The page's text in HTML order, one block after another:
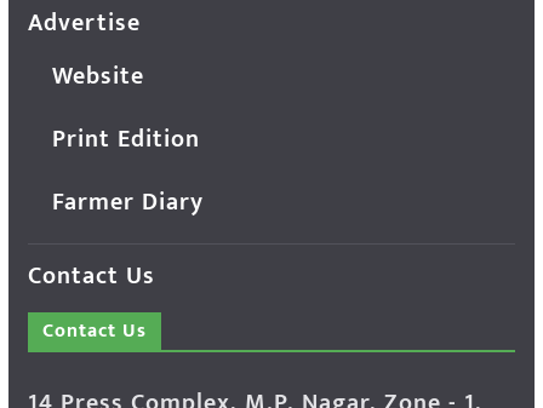
Advertise
Website
Print Edition
Farmer Diary
Contact Us
Contact Us